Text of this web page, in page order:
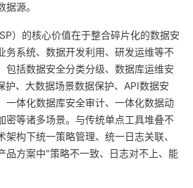
源。
）的核心价值在于整合碎片化的数据安
务系统、数据开发利用、研发运维等不
包括数据安全分类分级、数据库运维安
护、大数据场景数据保护、API数据安
一体化数据库安全审计、一体化数据动
密等诸多场景。与传统单点工具堆叠不
构下统一策略管理、统一日志关联、
品方案中"策略不一致、日志对不上、能